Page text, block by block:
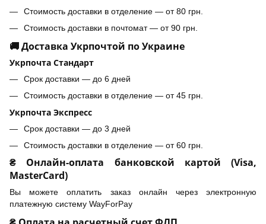
Стоимость доставки в отделение — от 80 грн.
Стоимость доставки в почтомат — от 90 грн.
🚚 Доставка Укрпочтой по Украине
Укрпочта Стандарт
Срок доставки — до 6 дней
Стоимость доставки в отделение — от 45 грн.
Укрпочта Экспресс
Срок доставки — до 3 дней
Стоимость доставки в отделение — от 60 грн.
₴ Онлайн-оплата банковской картой (Visa,
MasterCard)
Вы можете оплатить заказ онлайн через электронную
платежную систему WayForPay